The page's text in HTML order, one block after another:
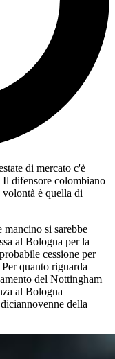
di mercato c'è
Il difensore colombiano
volontà è quella di
si sarebbe
al Bologna per la
cessione per
quanto riguarda
del Nottingham
al Bologna
della